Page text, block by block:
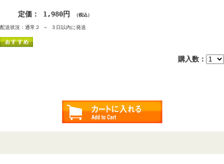
定価： 1,980円 （税込）
配送状況：通常２ ～ ３日以内に発送
購入数：